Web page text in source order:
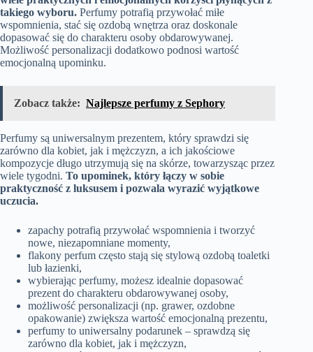
takiego wyboru. Perfumy potrafią przywołać miłe
wspomnienia, stać się ozdobą wnętrza oraz doskonale
dopasować się do charakteru osoby obdarowywanej.
Możliwość personalizacji dodatkowo podnosi wartość
emocjonalną upominku.
Zobacz także: Najlepsze perfumy z Sephory
Perfumy są uniwersalnym prezentem, który sprawdzi się
zarówno dla kobiet, jak i mężczyzn, a ich jakościowe
kompozycje długo utrzymują się na skórze, towarzysząc przez
wiele tygodni. To upominek, który łączy w sobie
praktyczność z luksusem i pozwala wyrazić wyjątkowe
uczucia.
zapachy potrafią przywołać wspomnienia i tworzyć
nowe, niezapomniane momenty,
flakony perfum często stają się stylową ozdobą toaletki
lub łazienki,
wybierając perfumy, możesz idealnie dopasować
prezent do charakteru obdarowywanej osoby,
możliwość personalizacji (np. grawer, ozdobne
opakowanie) zwiększa wartość emocjonalną prezentu,
perfumy to uniwersalny podarunek – sprawdzą się
zarówno dla kobiet, jak i mężczyzn,